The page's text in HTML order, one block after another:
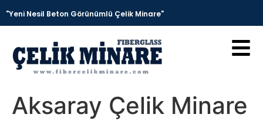
"Yeni Nesil Beton Görünümlü Çelik Minare"
Aksaray Çelik Minare